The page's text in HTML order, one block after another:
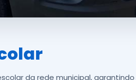
da rede municipal, garantindo